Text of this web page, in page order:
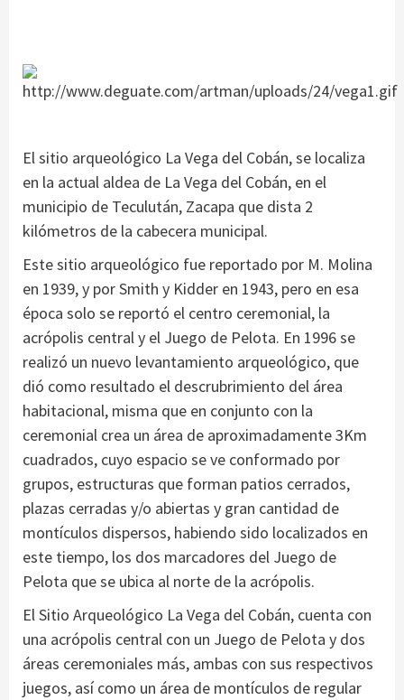
El sitio arqueológico La Vega del Cobán, se localiza
en la actual aldea de La Vega del Cobán, en el
municipio de Teculután, Zacapa que dista 2
kilómetros de la cabecera municipal.
Este sitio arqueológico fue reportado por M. Molina
en 1939, y por Smith y Kidder en 1943, pero en esa
época solo se reportó el centro ceremonial, la
acrópolis central y el Juego de Pelota. En 1996 se
realizó un nuevo levantamiento arqueológico, que
dió como resultado el descrubrimiento del área
habitacional, misma que en conjunto con la
ceremonial crea un área de aproximadamente 3Km
cuadrados, cuyo espacio se ve conformado por
grupos, estructuras que forman patios cerrados,
plazas cerradas y/o abiertas y gran cantidad de
montículos dispersos, habiendo sido localizados en
este tiempo, los dos marcadores del Juego de
Pelota que se ubica al norte de la acrópolis.
El Sitio Arqueológico La Vega del Cobán, cuenta con
una acrópolis central con un Juego de Pelota y dos
áreas ceremoniales más, ambas con sus respectivos
juegos, así como un área de montículos de regular